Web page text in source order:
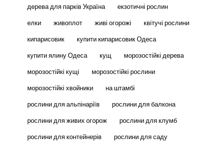
дерева для парків Україна
екзотичні рослин
елки
живоплот живі огорожі
квітучі рослини
кипарисовик
купити кипарисовик Одеса
купити ялину Одеса
кущ
морозостійкі дерева
морозостійкі кущі
морозостійкі рослини
морозостійкі хвойники
на штамбі
рослини для альпінаріїв
рослини для балкона
рослини для живих огорож
рослини для клумб
рослини для контейнерів
рослини для саду